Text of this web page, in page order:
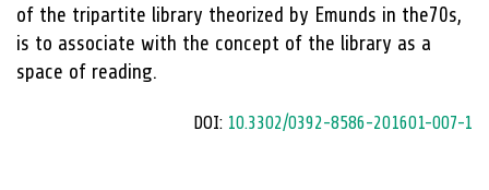
of the tripartite library theorized by Emunds in the70s,
is to associate with the concept of the library as a
space of reading.
DOI: 10.3302/0392-8586-201601-007-1